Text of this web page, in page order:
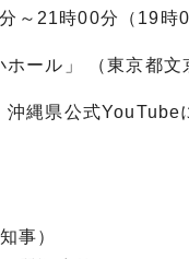
～21時00分（19時
ール」 （東京都文
縄県公式YouTube
事）